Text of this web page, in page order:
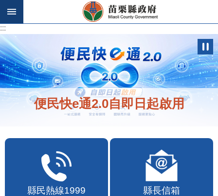
跳到主要內容區塊
:::
:::
便民快e通2.0自即日起啟用
縣民熱線1999 縣長信箱